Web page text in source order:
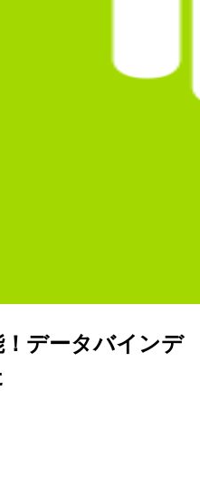
データバインデ